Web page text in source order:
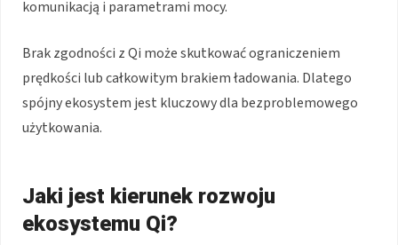
komunikacją i parametrami mocy.
Brak zgodności z Qi może skutkować ograniczeniem
prędkości lub całkowitym brakiem ładowania. Dlatego
spójny ekosystem jest kluczowy dla bezproblemowego
użytkowania.
Jaki jest kierunek rozwoju
ekosystemu Qi?